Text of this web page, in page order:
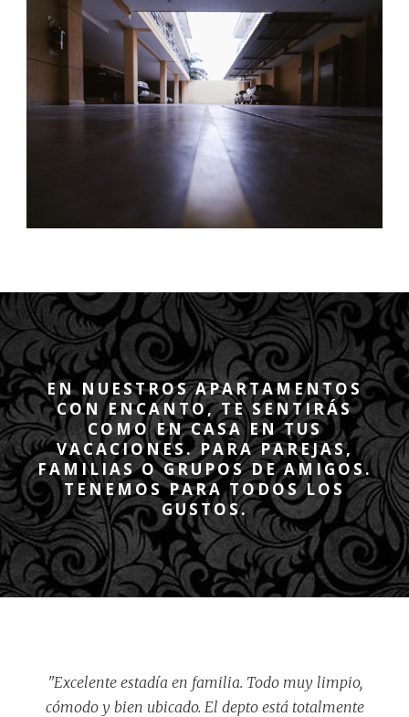
EN NUESTROS APARTAMENTOS
CON ENCANTO, TE SENTIRÁS
COMO EN CASA EN TUS
VACACIONES. PARA PAREJAS,
FAMILIAS O GRUPOS DE AMIGOS.
TENEMOS PARA TODOS LOS
GUSTOS.
"Nos encantó el lugar. La habitación es moderna,
limpia y con todo lo necesario. Además, la ubicación